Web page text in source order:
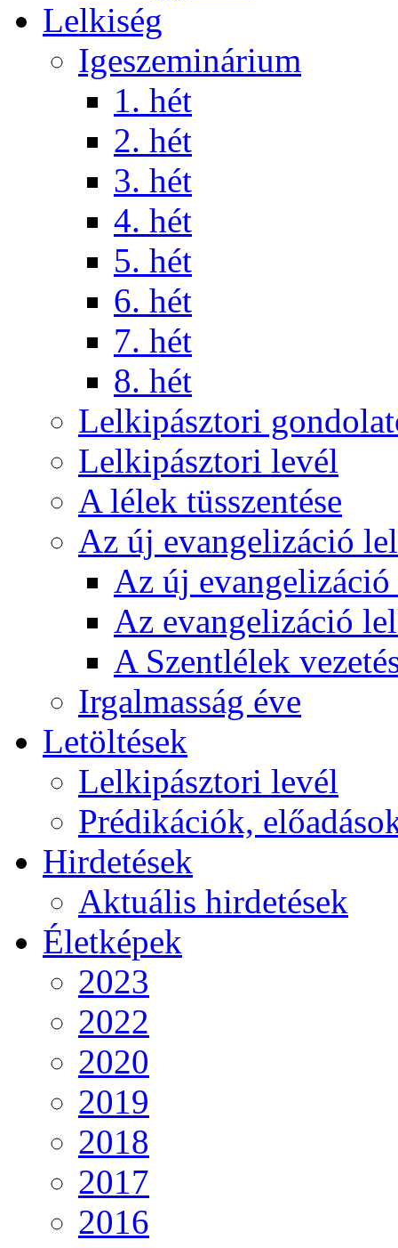
Lelkiség
Igeszeminárium
1. hét
2. hét
3. hét
4. hét
5. hét
6. hét
7. hét
8. hét
Lelkipásztori
Lelkipásztori levél
A lélek tüsszentése
Az új evangelizáció
Az új
Az evangelizáció
A Szentlélek
Irgalmasság éve
Letöltések
Lelkipásztori levél
Prédikációk,
Hirdetések
Aktuális hirdetések
Életképek
2023
2022
2020
2019
2018
2017
2016